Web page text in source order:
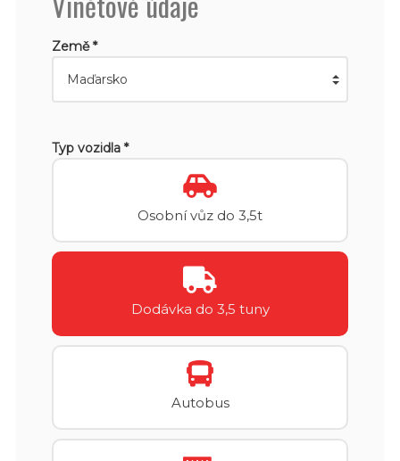
Země *
Typ vozidla *
Osobní vůz do 3,5t
Dodávka do 3,5 tuny
Autobus